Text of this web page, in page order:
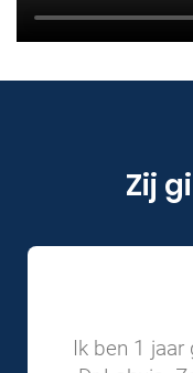
Zij
Ik ben 1